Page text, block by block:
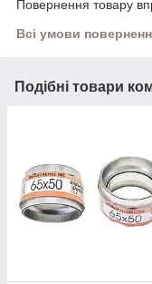
Повернення товару
Всі умови
Подібні товари